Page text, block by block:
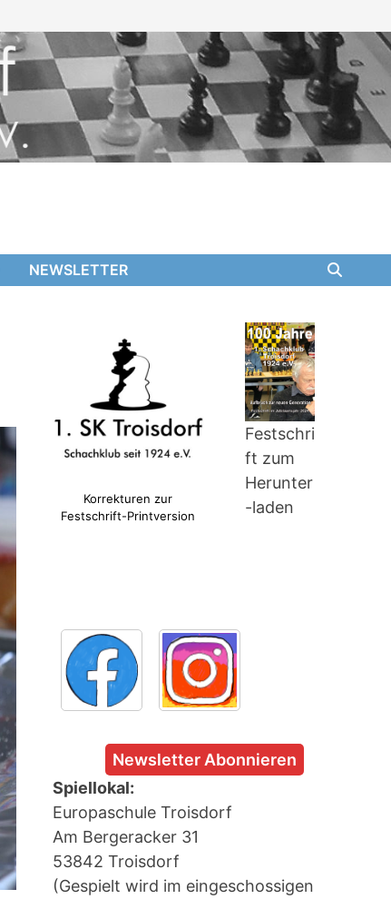
NEWSLETTER
Korrekturen zur
Festschrift-Printversion
Festschri
ft zum
Herunter
-laden
Newsletter Abonnieren
Spiellokal:
Europaschule Troisdorf
Am Bergeracker 31
53842 Troisdorf
(Gespielt wird im eingeschossigen